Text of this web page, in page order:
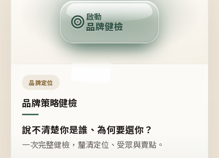
定
位
點
啟動
品牌健檢
品牌定位
品牌策略健檢
說不清楚你是誰、為何要選你？
一次完整健檢，釐清定位、受眾與賣點。